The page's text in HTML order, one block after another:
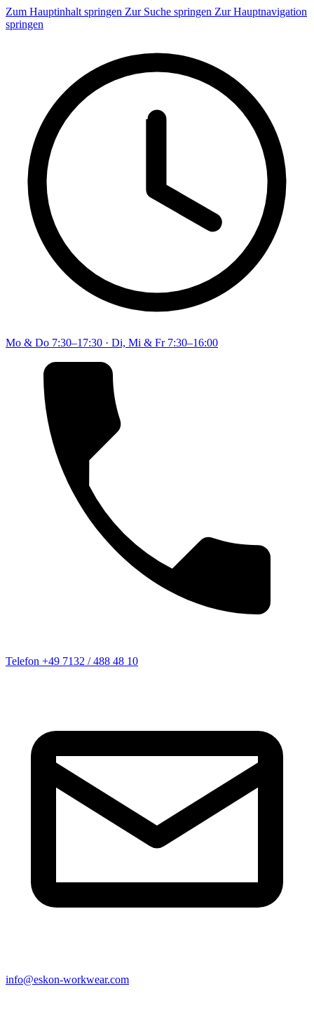
Zum Hauptinhalt springen Zur Suche springen Zur Hauptnavigation
springen
Mo & Do 7:30–17:30 · Di, Mi & Fr 7:30–16:00
Telefon +49 7132 / 488 48 10
info@eskon-workwear.com